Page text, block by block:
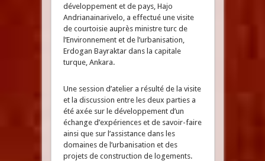
développement et de pays, Hajo
Andrianainarivelo, a effectué une visite
de courtoisie auprès ministre turc de
l’Environnement et de l’urbanisation,
Erdogan Bayraktar dans la capitale
turque, Ankara.
Une session d’atelier a résulté de la visite
et la discussion entre les deux parties a
été axée sur le développement d’un
échange d’expériences et de savoir-faire
ainsi que sur l’assistance dans les
domaines de l’urbanisation et des
projets de construction de logements.